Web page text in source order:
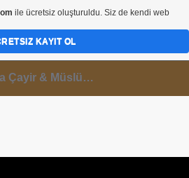
Hamza Çayir & Müslüminal Paylaşımlar
ile ücretsiz oluşturuldu. Siz de kendi web
KAYIT OL